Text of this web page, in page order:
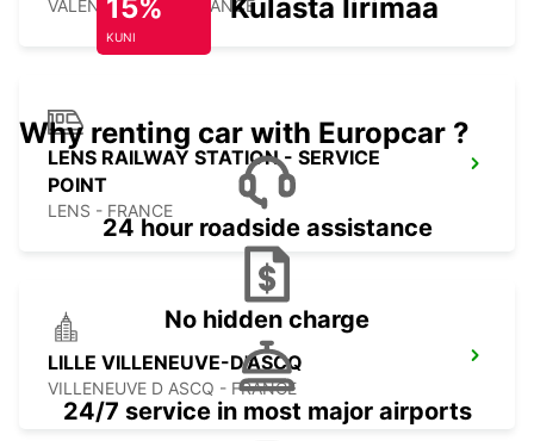
VALENCIENNES - FRANCE
LENS RAILWAY STATION - SERVICE
POINT
LENS - FRANCE
LILLE VILLENEUVE-D'ASCQ
VILLENEUVE D ASCQ - FRANCE
15%
KUNI
Külasta Iirimaad
Why renting car with Europcar ?
24 hour roadside assistance
No hidden charge
24/7 service in most major airports